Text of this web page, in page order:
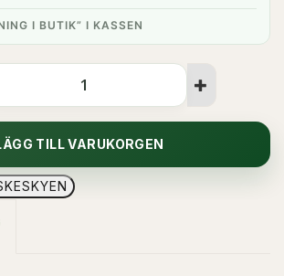
I BUTIK” I KASSEN
TILL VARUKORGEN